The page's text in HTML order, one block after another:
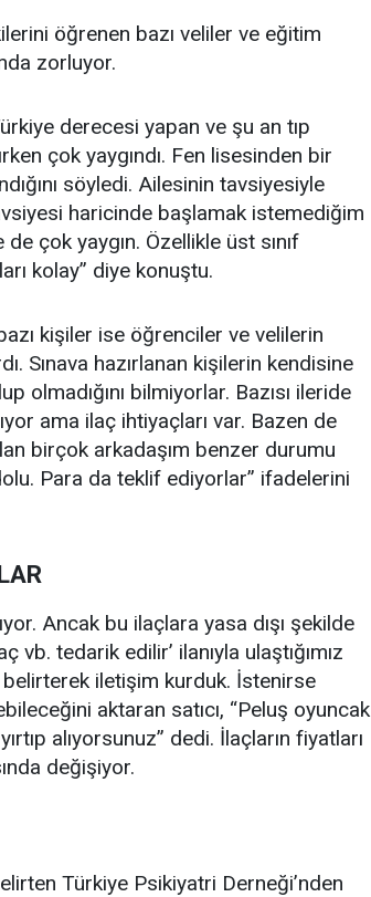
öğrenen bazı veliler ve eğitim
zorluyor.
derecesi yapan ve şu an tıp
çok yaygındı. Fen lisesinden bir
söyledi. Ailesinin tavsiyesiyle
haricinde başlamak istemediğim
çok yaygın. Özellikle üst sınıf
kolay” diye konuştu.
kişiler ise öğrenciler ve velilerin
Sınava hazırlanan kişilerin kendisine
olmadığını bilmiyorlar. Bazısı ileride
ama ilaç ihtiyaçları var. Bazen de
birçok arkadaşım benzer durumu
Para da teklif ediyorlar” ifadelerini
Ancak bu ilaçlara yasa dışı şekilde
tedarik edilir’ ilanıyla ulaştığımız
belirterek iletişim kurduk. İstenirse
aktaran satıcı, “Peluş oyuncak
alıyorsunuz” dedi. İlaçların fiyatları
değişiyor.
Türkiye Psikiyatri Derneği’nden